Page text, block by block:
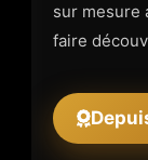
sur mesure
faire